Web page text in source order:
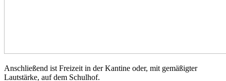
Anschließend ist Freizeit in der Kantine oder, mit gemäßigter
Lautstärke, auf dem Schulhof.